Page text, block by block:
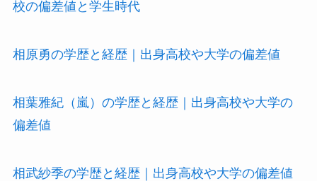
校の偏差値と学生時代
相原勇の学歴と経歴｜出身高校や大学の偏差値
相葉雅紀（嵐）の学歴と経歴｜出身高校や大学の
偏差値
相武紗季の学歴と経歴｜出身高校や大学の偏差値